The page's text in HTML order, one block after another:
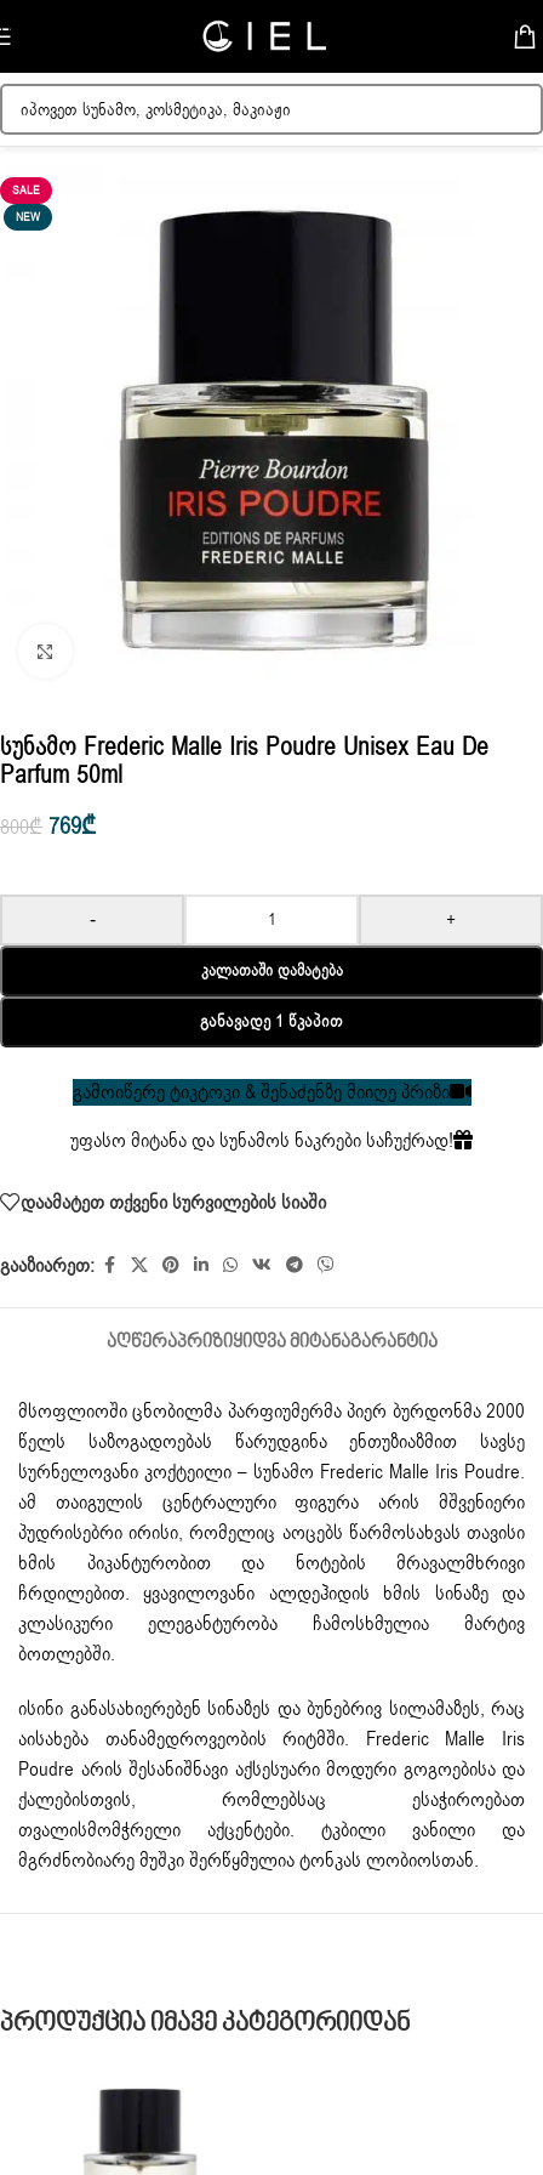
Skip to navigation
მთავარი/ქალის სუნამოები
SALE
NEW
Click to enlarge
Სუნამო Frederic Malle Iris Poudre Unisex Eau De
Parfum 50ml
800₾ 769₾
- +
Კალათაში Დამატება
Განავადე 1 Წკაპით
გამოიწერე ტიკტოკი & შენაძენზე მიიღე პრიზი
უფასო მიტანა და სუნამოს ნაკრები საჩუქრად!
დაამატეთ თქვენი სურვილების სიაში
გააზიარეთ:
ᲐᲦᲬᲔᲠᲐᲞᲠᲘᲖᲘᲧᲘᲓᲕᲐ ᲛᲘᲢᲐᲜᲐᲒᲐᲠᲐᲜᲢᲘᲐ
მსოფლიოში ცნობილმა პარფიუმერმა პიერ ბურდონმა 2000
წელს საზოგადოებას წარუდგინა ენთუზიაზმით სავსე
სურნელოვანი კოქტეილი – სუნამო Frederic Malle Iris Poudre.
ამ თაიგულის ცენტრალური ფიგურა არის მშვენიერი
პუდრისებრი ირისი, რომელიც აოცებს წარმოსახვას თავისი
ხმის პიკანტურობით და ნოტების მრავალმხრივი
ჩრდილებით. ყვავილოვანი ალდეჰიდის ხმის სინაზე და
კლასიკური ელეგანტურობა ჩამოსხმულია მარტივ
ბოთლებში.
ისინი განასახიერებენ სინაზეს და ბუნებრივ სილამაზეს, რაც
აისახება თანამედროვეობის რიტმში. Frederic Malle Iris
Poudre არის შესანიშნავი აქსესუარი მოდური გოგოებისა და
ქალებისთვის, რომლებსაც ესაჭიროებათ
თვალისმომჭრელი აქცენტები. ტკბილი ვანილი და
მგრძნობიარე მუშკი შერწყმულია ტონკას ლობიოსთან.
Პროდუქცია Იმავე Კატეგორიიდან